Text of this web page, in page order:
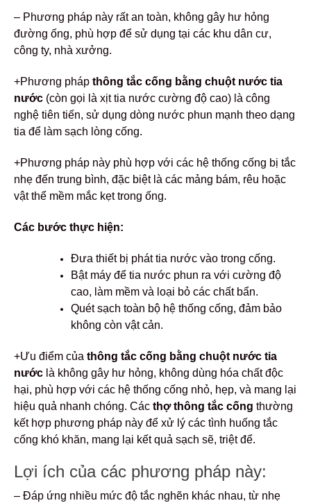
– Phương pháp này rất an toàn, không gây hư hỏng
đường ống, phù hợp để sử dụng tại các khu dân cư,
công ty, nhà xưởng.
+Phương pháp thông tắc cống bằng chuột nước tia
nước (còn gọi là xịt tia nước cường độ cao) là công
nghệ tiên tiến, sử dụng dòng nước phun mạnh theo dạng
tia để làm sạch lòng cống.
+Phương pháp này phù hợp với các hệ thống cống bị tắc
nhẹ đến trung bình, đặc biệt là các mảng bám, rêu hoặc
vật thể mềm mắc kẹt trong ống.
Các bước thực hiện:
Đưa thiết bị phát tia nước vào trong cống.
Bật máy để tia nước phun ra với cường độ
cao, làm mềm và loại bỏ các chất bẩn.
Quét sạch toàn bộ hệ thống cống, đảm bảo
không còn vật cản.
+Ưu điểm của thông tắc cống bằng chuột nước tia
nước là không gây hư hỏng, không dùng hóa chất độc
hại, phù hợp với các hệ thống cống nhỏ, hẹp, và mang lại
hiệu quả nhanh chóng. Các thợ thông tắc cống thường
kết hợp phương pháp này để xử lý các tình huống tắc
cống khó khăn, mang lại kết quả sạch sẽ, triệt để.
Lợi ích của các phương pháp này:
– Đáp ứng nhiều mức độ tắc nghẽn khác nhau, từ nhẹ